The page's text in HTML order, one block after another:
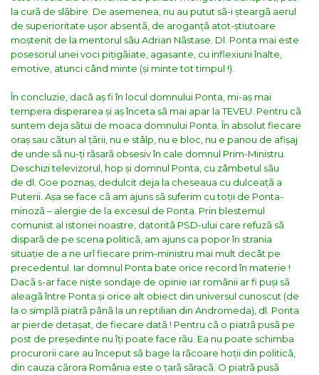
la curã de slãbire. De asemenea, nu au putut sã-i șteargã aerul
de superioritate ușor absentã, de aroganțã atot-știutoare
moștenit de la mentorul sãu Adrian Nãstase. Dl. Ponta mai este
posesorul unei voci pițigãiate, agasante, cu inflexiuni înalte,
emotive, atunci când minte (și minte tot timpul !).
În concluzie, dacã aș fi în locul domnului Ponta, mi-aș mai
tempera disperarea și aș înceta sã mai apar la TEVEU. Pentru cã
suntem deja sãtui de moaca domnului Ponta. În absolut fiecare
oraș sau cãtun al țãrii, nu e stâlp, nu e bloc, nu e panou de afișaj
de unde sã nu-ți rãsarã obsesiv în cale domnul Prim-Ministru.
Deschizi televizorul, hop și domnul Ponta, cu zâmbetul sãu
de dl. Goe poznaș, dedulcit deja la cheseaua cu dulceațã a
Puterii. Așa se face cã am ajuns sã suferim cu toții de Ponta-
minozã – alergie de la excesul de Ponta. Prin blestemul
comunist al istoriei noastre, datoritã PSD-ului care refuzã sã
disparã de pe scena politicã, am ajuns ca popor în strania
situație de a ne urî fiecare prim-ministru mai mult decât pe
precedentul. Iar domnul Ponta bate orice record în materie !
Dacã s-ar face niște sondaje de opinie iar românii ar fi puși sã
aleagã între Ponta și orice alt obiect din universul cunoscut (de
la o simplã piatrã pânã la un reptilian din Andromeda), dl. Ponta
ar pierde detașat, de fiecare datã ! Pentru cã o piatrã pusã pe
post de președinte nu îți poate face rãu. Ea nu poate schimba
procurorii care au început sã bage la rãcoare hoții din politicã,
din cauza cãrora România este o țarã sãracã. O piatrã pusã